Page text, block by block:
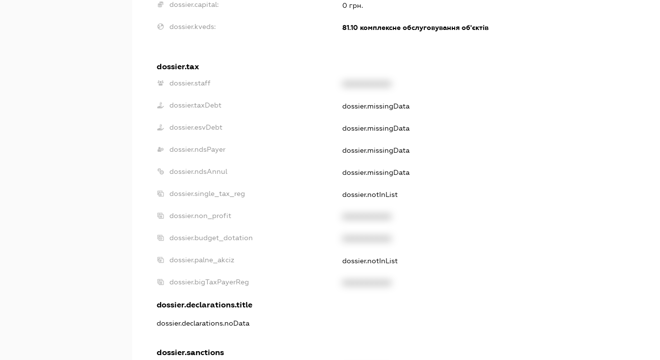
dossier.capital: 0 грн.
dossier.kveds: 81.10 комплексне обслуговування об'єктів
dossier.tax
dossier.staff
dossier.taxDebt dossier.missingData
dossier.esvDebt dossier.missingData
dossier.ndsPayer dossier.missingData
dossier.ndsAnnul dossier.missingData
dossier.single_tax_reg dossier.notInList
dossier.non_profit
dossier.budget_dotation
dossier.palne_akciz dossier.notInList
dossier.bigTaxPayerReg
dossier.declarations.title
dossier.declarations.noData
dossier.sanctions